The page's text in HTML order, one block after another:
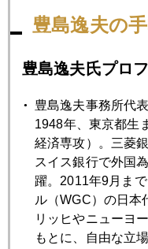
シントラで主要中央銀
2023年06月28日
2023年06月27日
ロシア内乱、有事の金
2023年06月23日
国際金価格、１９１０
豊島逸夫の
豊島逸夫氏プロ
豊島逸夫事務所代表
1948年、東京都生
経済専攻）。三菱
スイス銀行で外国
躍。2011年9月ま
ル（WGC）の日本
リッヒやニューヨ
もとに、自由な立